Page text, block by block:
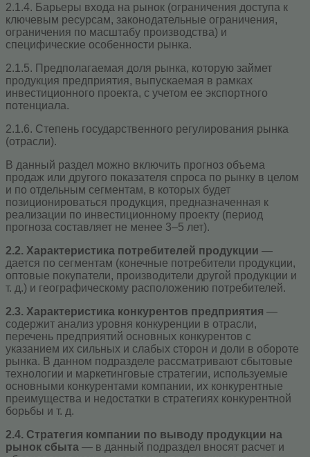
2.1.4. Барьеры входа на рынок (ограничения доступа к
ключевым ресурсам, законодательные ограничения,
ограничения по масштабу производства) и
специфические особенности рынка.
2.1.5. Предполагаемая доля рынка, которую займет
продукция предприятия, выпускаемая в рамках
инвестиционного проекта, с учетом ее экспортного
потенциала.
2.1.6. Степень государственного регулирования рынка
(отрасли).
В данный раздел можно включить прогноз объема
продаж или другого показателя спроса по рынку в целом
и по отдельным сегментам, в которых будет
позиционироваться продукция, предназначенная к
реализации по инвестиционному проекту (период
прогноза составляет не менее 3–5 лет).
2.2. Характеристика потребителей продукции —
дается по сегментам (конечные потребители продукции,
оптовые покупатели, производители другой продукции и
т. д.) и географическому расположению потребителей.
2.3. Характеристика конкурентов предприятия —
содержит анализ уровня конкуренции в отрасли,
перечень предприятий основных конкурентов с
указанием их сильных и слабых сторон и доли в обороте
рынка. В данном подразделе рассматривают сбытовые
технологии и маркетинговые стратегии, используемые
основными конкурентами компании, их конкурентные
преимущества и недостатки в стратегиях конкурентной
борьбы и т. д.
2.4. Стратегия компании по выводу продукции на
рынок сбыта — в данный подраздел вносят расчет и